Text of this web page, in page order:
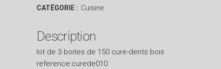
CATÉGORIE : Cuisine
Description
lot de 3 boites de 150 cure-dents bois
reference:curede010